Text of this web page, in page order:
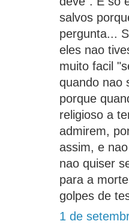
salvos
pergunta...
eles nao
muito facil
quando nao
porque
religioso a
admirem,
assim, e
nao quiser
para a
golpes de
1 de